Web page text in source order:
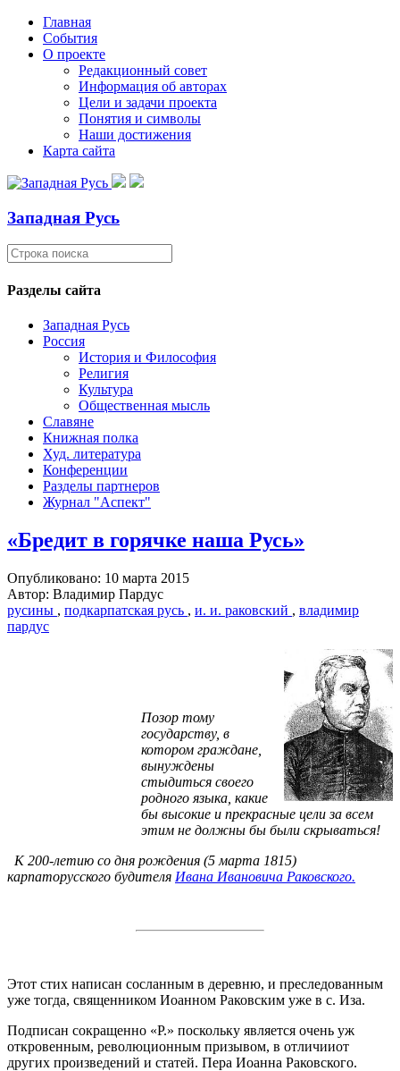
Главная
События
О проекте
Редакционный совет
Информация об авторах
Цели и задачи проекта
Понятия и символы
Наши достижения
Карта сайта
Западная Русь
Разделы сайта
Западная Русь
Россия
История и Философия
Религия
Культура
Общественная мысль
Славяне
Книжная полка
Худ. литература
Конференции
Разделы партнеров
Журнал "Аспект"
«Бредит в горячке наша Русь»
Опубликовано: 10 марта 2015
Автор: Владимир Пардус
русины , подкарпатская русь , и. и. раковский , владимир
пардус
Позор тому
государству, в
котором граждане,
вынуждены
стыдиться своего
родного языка, какие
бы высокие и прекрасные цели за всем
этим не должны бы были скрываться!
К 200-летию со дня рождения (5 марта 1815)
карпаторусского будителя Ивана Ивановича Раковского.
Этот стих написан сосланным в деревню, и преследованным
уже тогда, священником Иоанном Раковским уже в с. Иза.
Подписан сокращенно «Р.» поскольку является очень уж
откровенным, революционным призывом, в отличииот
других произведений и статей. Пера Иоанна Раковского.